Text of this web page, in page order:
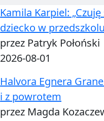
Kamila Karpiel:
dziecko w
przez Patryk Połoński
2026-08-01
Halvora Egnera
i z powrotem
przez Magda